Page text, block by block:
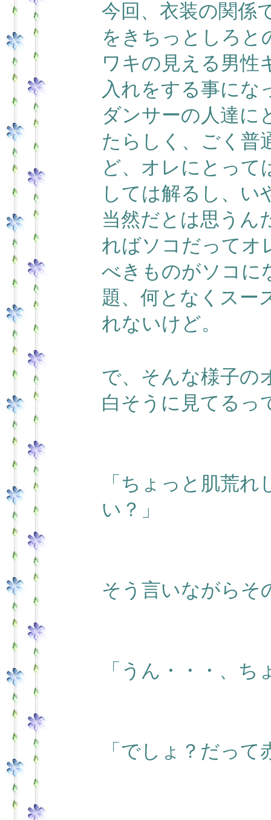
今回、衣装の関係
をきちっとしろと
ワキの見える男性
入れをする事にな
ダンサーの人達に
たらしく、ごく普
ど、オレにとって
しては解るし、い
当然だとは思うん
ればソコだってオ
べきものがソコに
題、何となくスー
れないけど。
で、そんな様子の
白そうに見てるっ
「ちょっと肌荒
い？」
そう言いながらそ
「うん・・・、
「でしょ？だっ